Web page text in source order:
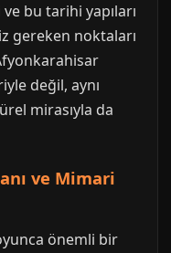
bu tarihi yapıları
gereken noktaları
değil, aynı
mirasıyla da
ve Mimari
önemli bir